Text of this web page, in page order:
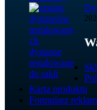
Karta produktu
Formularz